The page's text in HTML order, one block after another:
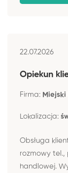
22.07.2026
Opiekun
Firma:
Lokalizacja:
Obsługa
rozmowy
handlowej.